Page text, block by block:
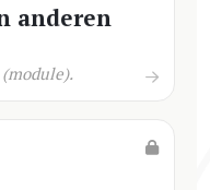
anderen